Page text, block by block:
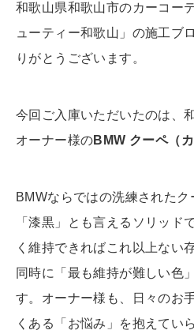
和歌山県和歌山市のカーコー
ューティー和歌山」の施工ブ
りがとうございます。
今回ご入庫いただいたのは、
オーナー様のBMW クーペ（
BMWならではの洗練された
「漆黒」とも言えるソリッド
く維持できればこれ以上ない
同時に「最も維持が難しい色
す。オーナー様も、日々のお
くある「お悩み」を抱えてい